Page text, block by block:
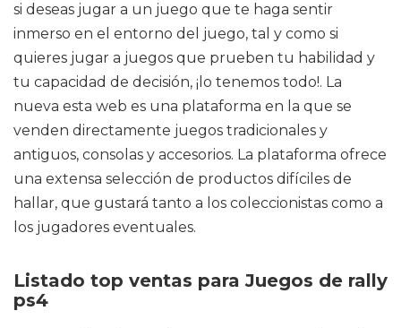
si deseas jugar a un juego que te haga sentir
inmerso en el entorno del juego, tal y como si
quieres jugar a juegos que prueben tu habilidad y
tu capacidad de decisión, ¡lo tenemos todo!. La
nueva esta web es una plataforma en la que se
venden directamente juegos tradicionales y
antiguos, consolas y accesorios. La plataforma ofrece
una extensa selección de productos difíciles de
hallar, que gustará tanto a los coleccionistas como a
los jugadores eventuales.
Listado top ventas para Juegos de rally
ps4